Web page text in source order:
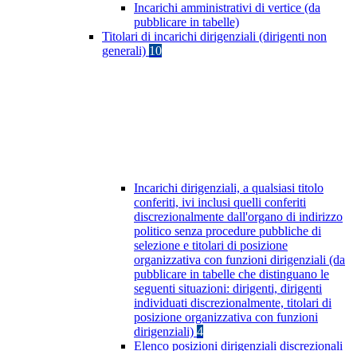
Incarichi amministrativi di vertice (da
pubblicare in tabelle)
Titolari di incarichi dirigenziali (dirigenti non
generali) 10
Incarichi dirigenziali, a qualsiasi titolo
conferiti, ivi inclusi quelli conferiti
discrezionalmente dall'organo di indirizzo
politico senza procedure pubbliche di
selezione e titolari di posizione
organizzativa con funzioni dirigenziali (da
pubblicare in tabelle che distinguano le
seguenti situazioni: dirigenti, dirigenti
individuati discrezionalmente, titolari di
posizione organizzativa con funzioni
dirigenziali) 4
Elenco posizioni dirigenziali discrezionali